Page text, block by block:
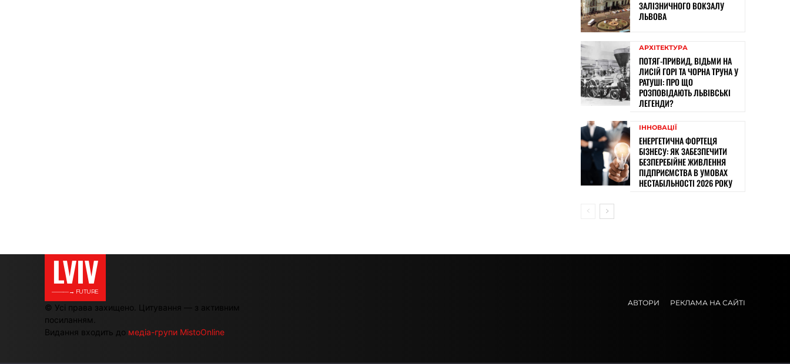
ЗАЛІЗНИЧНОГО ВОКЗАЛУ
ЛЬВОВА
АРХІТЕКТУРА
ПОТЯГ-ПРИВИД, ВІДЬМИ НА
ЛИСІЙ ГОРІ ТА ЧОРНА ТРУНА У
РАТУШІ: ПРО ЩО
РОЗПОВІДАЮТЬ ЛЬВІВСЬКІ
ЛЕГЕНДИ?
ІННОВАЦІЇ
ЕНЕРГЕТИЧНА ФОРТЕЦЯ
БІЗНЕСУ: ЯК ЗАБЕЗПЕЧИТИ
БЕЗПЕРЕБІЙНЕ ЖИВЛЕННЯ
ПІДПРИЄМСТВА В УМОВАХ
НЕСТАБІЛЬНОСТІ 2026 РОКУ
LVIV
———→ FUTURE
© Усі права захищено. Цитування — з активним
посиланням.
Видання входить до медіа-групи MistoOnline
АВТОРИ РЕКЛАМА НА САЙТІ